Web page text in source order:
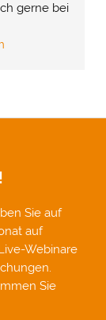
gerne bei
Sie auf
auf
Webinare
Sie